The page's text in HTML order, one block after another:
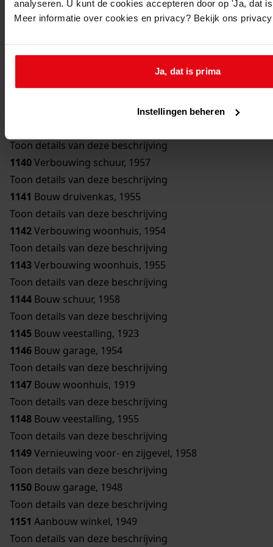
analyseren. U kunt de cookies accepteren door op 'Ja, dat
Meer informatie over cookies en privacy? Bekijk ons
Ja, dat is prima
Instellingen beheren
Toon details van deze beschrijving
1136Bouw bergplaats, 1950
Toon details van deze beschrijving
1137Bouw schuur, 1951
Toon details van deze beschrijving
Toon details van deze beschrijving
Toon details van deze beschrijving
1140Verbouwing schuur, 1957
Toon details van deze beschrijving
1141 Bouw druivenkas, 1955
Toon details van deze beschrijving
1142Verbouwing woonhuis, 1954
Toon details van deze beschrijving
1143Verbouwing woonhuis, 1955
Toon details van deze beschrijving
1144 Bouw schuur, 1958
Toon details van deze beschrijving
1145 Bouw veestalling, 1923
1146 Bouw garage, 1954
Toon details van deze beschrijving
1147 Bouw woonhuis, 1919
Toon details van deze beschrijving
1148 Bouw veestalling, 1955
Toon details van deze beschrijving
1149Vernieuwing voor- en zijgevel, 1958
Toon details van deze beschrijving
1150 Bouw garage, 1948
Toon details van deze beschrijving
1151 Aanbouw winkel, 1949
Toon details van deze beschrijving